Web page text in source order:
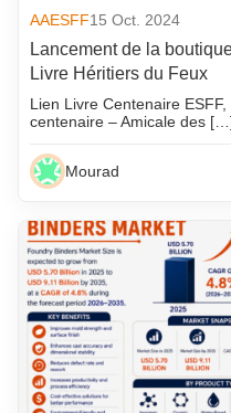
AAESFF15 Oct. 2024
Lancement de la
Livre Héritiers du Feux
Lien Livre Centenaire
centenaire – Amicale des
Mourad